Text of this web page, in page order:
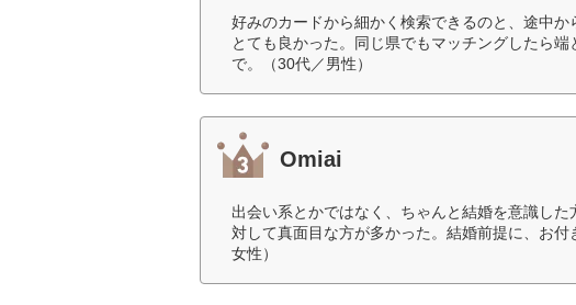
好みのカードから細かく検索できるのと、途中
とても良かった。同じ県でもマッチングしたら
で。（30代／男性）
Omiai
出会い系とかではなく、ちゃんと結婚を意識し
対して真面目な方が多かった。結婚前提に、お
女性）